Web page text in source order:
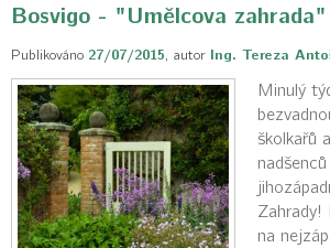
Bosvigo - "Umělcova zahrada"
Publikováno 27/07/2015 autor Ing. Tereza
Minulý
školkařů
Zahrady!
na